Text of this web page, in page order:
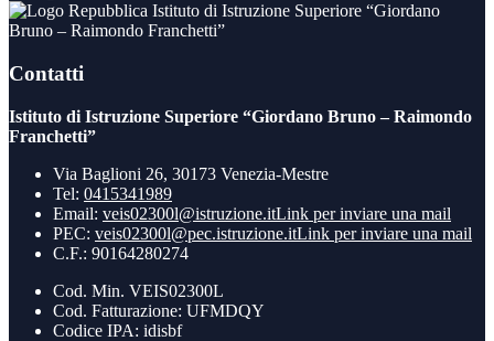
Istituto di Istruzione Superiore “Giordano
Bruno – Raimondo Franchetti”
Contatti
Istituto di Istruzione Superiore “Giordano Bruno – Raimondo
Franchetti”
Via Baglioni 26, 30173 Venezia-Mestre
Tel: 0415341989
Email: veis02300l@istruzione.itLink per inviare una mail
PEC: veis02300l@pec.istruzione.itLink per inviare una mail
C.F.: 90164280274
Cod. Min. VEIS02300L
Cod. Fatturazione: UFMDQY
Codice IPA: idisbf